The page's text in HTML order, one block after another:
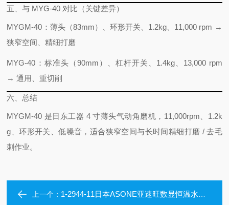
五、与 MYG-40 对比（关键差异）
MYGM-40 ：薄头（83mm）、环形开关、1.2kg、11,000 rpm →
狭窄空间、精细打磨
MYG-40 ：标准头（90mm）、杠杆开关、1.4kg、13,000 rpm
→通用、重切削
六、总结
MYGM-40 是日东工器 4 寸薄头气动角磨机，11,000rpm、1.2k
g、环形开关、低噪音，适合狭窄空间与长时间精细打磨 / 去毛
刺作业。
上一个： 1-2944-11日本ASONE亚速旺数显恒温水浴锅